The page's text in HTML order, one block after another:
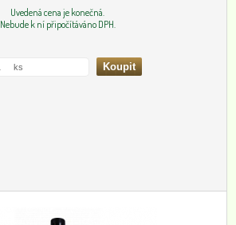
Uvedená cena je konečná.
Nebude k ní připočítáváno DPH.